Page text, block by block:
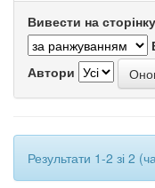
Вивести на сторінку
Автори
Результати 1-2 зі 2